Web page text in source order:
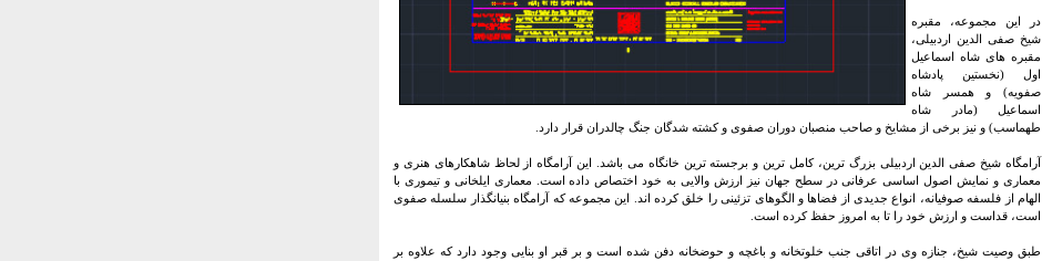
در این مجموعه، مقبره
شیخ صفی الدین اردبیلی،
مقبره های شاه اسماعیل
اول (نخستین پادشاه
صفویه) و همسر شاه
اسماعیل (مادر شاه
طهماسب) و نیز برخی از مشایخ و صاحب منصبان دوران صفوی و کشته شدگان جنگ چالدران قرار دارد.
آرامگاه شیخ صفی الدین اردبیلی بزرگ ترین، کامل ترین و برجسته ترین خانگاه می باشد. این آرامگاه از لحاظ شاهکارهای هنری و
معماری و نمایش اصول اساسی عرفانی در سطح جهان نیز ارزش والایی به خود اختصاص داده است. معماری ایلخانی و تیموری با
الهام از فلسفه صوفیانه، انواع جدیدی از فضاها و الگوهای تزئینی را خلق کرده اند. این مجموعه که آرامگاه بنیانگذار سلسله صفوی
است، قداست و ارزش خود را تا به امروز حفظ کرده است.
طبق وصیت شیخ، جنازه وی در اتاقی جنب خلوتخانه و باغچه و حوضخانه دفن شده است و بر قبر او بنایی وجود دارد که علاوه بر